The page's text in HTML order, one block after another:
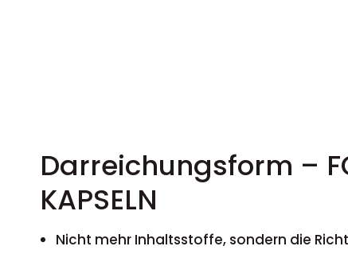
Darreichungsform –
KAPSELN
Nicht mehr Inhaltsstoffe, sondern die